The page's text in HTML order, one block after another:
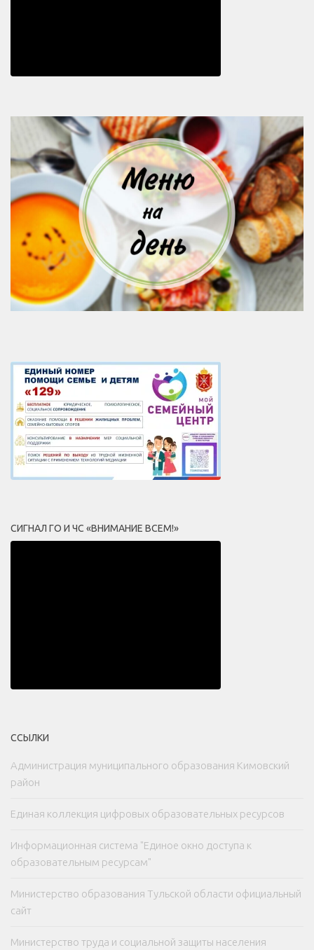
СИГНАЛ ГО И ЧС «ВНИМАНИЕ ВСЕМ!»
ССЫЛКИ
Администрация муниципального образования Кимовский
район
Единая коллекция цифровых образовательных ресурсов
Информационная система "Единое окно доступа к
образовательным ресурсам"
Министерство образования Тульской области официальный
сайт
Министерство труда и социальной защиты населения